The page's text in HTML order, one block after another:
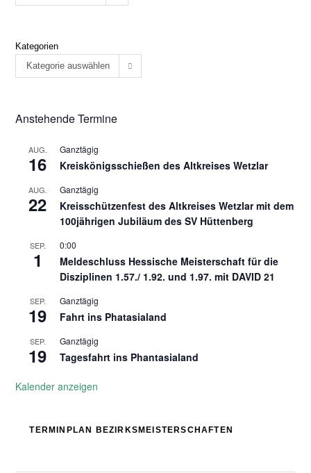
Kategorien
Kategorie auswählen
Anstehende Termine
AUG.
16
Ganztägig
Kreiskönigsschießen des Altkreises Wetzlar
AUG.
22
Ganztägig
Kreisschützenfest des Altkreises Wetzlar mit dem
100jährigen Jubiläum des SV Hüttenberg
SEP.
1
0:00
Meldeschluss Hessische Meisterschaft für die
Disziplinen 1.57./ 1.92. und 1.97. mit DAVID 21
SEP.
19
Ganztägig
Fahrt ins Phatasialand
SEP.
19
Ganztägig
Tagesfahrt ins Phantasialand
Kalender anzeigen
TERMINPLAN BEZIRKSMEISTERSCHAFTEN